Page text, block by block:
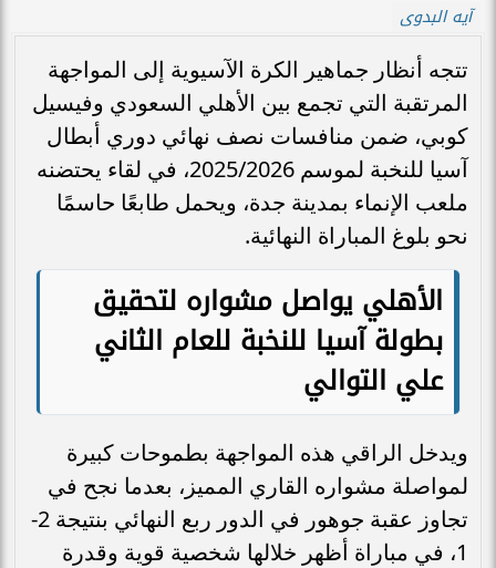
آيه البدوى
تتجه أنظار جماهير الكرة الآسيوية إلى المواجهة
المرتقبة التي تجمع بين الأهلي السعودي وفيسيل
كوبي، ضمن منافسات نصف نهائي دوري أبطال
آسيا للنخبة لموسم 2025/2026، في لقاء يحتضنه
ملعب الإنماء بمدينة جدة، ويحمل طابعًا حاسمًا
نحو بلوغ المباراة النهائية.
الأهلي يواصل مشواره لتحقيق
بطولة آسيا للنخبة للعام الثاني
علي التوالي
ويدخل الراقي هذه المواجهة بطموحات كبيرة
لمواصلة مشواره القاري المميز، بعدما نجح في
تجاوز عقبة جوهور في الدور ربع النهائي بنتيجة 2-
1، في مباراة أظهر خلالها شخصية قوية وقدرة